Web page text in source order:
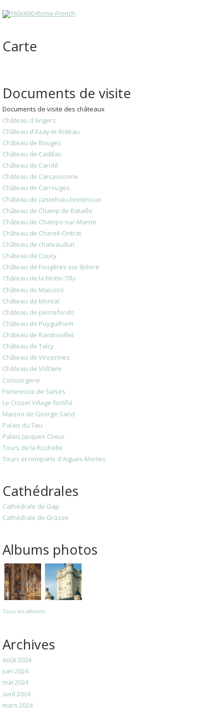
Carte
Documents de visite
Documents de visite des châteaux
Château d'Angers
Château d'Azay-le-Rideau
Château de Bouges
Château de Cadillac
Château de Candé
Château de Carcassonne
Château de Carrouges
Château de castelnau-bretenoux
Château de Champ de Bataille
Château de Champs-sur-Marne
Château de Chareil-Cintrat
Château de chateaudun
Château de Coucy
Château de Fougères-sur-Bièvre
Château de la Motte-Tilly
Château de Maisons
Château de Montal
Château de pierrefonds
Château de Puyguilhem
Château de Rambouillet
Château de Talcy
Château de Vincennes
Château de Voltaire
Conciergerie
Forteresse de Salses
Le Crozet Village fortifié
Maison de George Sand
Palais du Tau
Palais Jacques Coeur
Tours de la Rochelle
Tours et remparts d'Aigues-Mortes
Cathédrales
Cathédrale de Gap
Cathédrale de Grasse
Albums photos
Tous les albums
Archives
août 2024
juin 2024
mai 2024
avril 2024
mars 2024